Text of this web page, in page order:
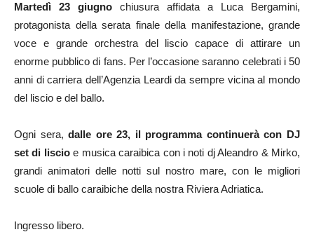
Martedì 23 giugno chiusura affidata a Luca Bergamini,
protagonista della serata finale della manifestazione, grande
voce e grande orchestra del liscio capace di attirare un
enorme pubblico di fans. Per l’occasione saranno celebrati i 50
anni di carriera dell’Agenzia Leardi da sempre vicina al mondo
del liscio e del ballo.
Ogni sera,dalle ore 23, il programma continuerà con DJ
set di liscioe musica caraibica con i noti dj Aleandro & Mirko,
grandi animatori delle notti sul nostro mare, con le migliori
scuole di ballo caraibiche della nostra Riviera Adriatica.
Ingresso libero.